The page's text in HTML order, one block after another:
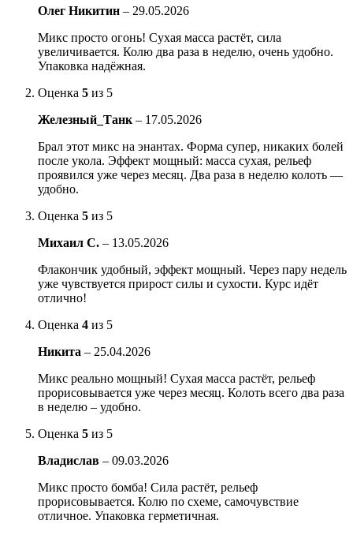
Олег Никитин – 29.05.2026
Микс просто огонь! Сухая масса растёт, сила
увеличивается. Колю два раза в неделю, очень удобно.
Упаковка надёжная.
Оценка 5 из 5
Железный_Танк – 17.05.2026
Брал этот микс на энантах. Форма супер, никаких болей
после укола. Эффект мощный: масса сухая, рельеф
проявился уже через месяц. Два раза в неделю колоть —
удобно.
Оценка 5 из 5
Михаил С. – 13.05.2026
Флакончик удобный, эффект мощный. Через пару недель
уже чувствуется прирост силы и сухости. Курс идёт
отлично!
Оценка 4 из 5
Никита – 25.04.2026
Микс реально мощный! Сухая масса растёт, рельеф
прорисовывается уже через месяц. Колоть всего два раза
в неделю – удобно.
Оценка 5 из 5
Владислав – 09.03.2026
Микс просто бомба! Сила растёт, рельеф
прорисовывается. Колю по схеме, самочувствие
отличное. Упаковка герметичная.